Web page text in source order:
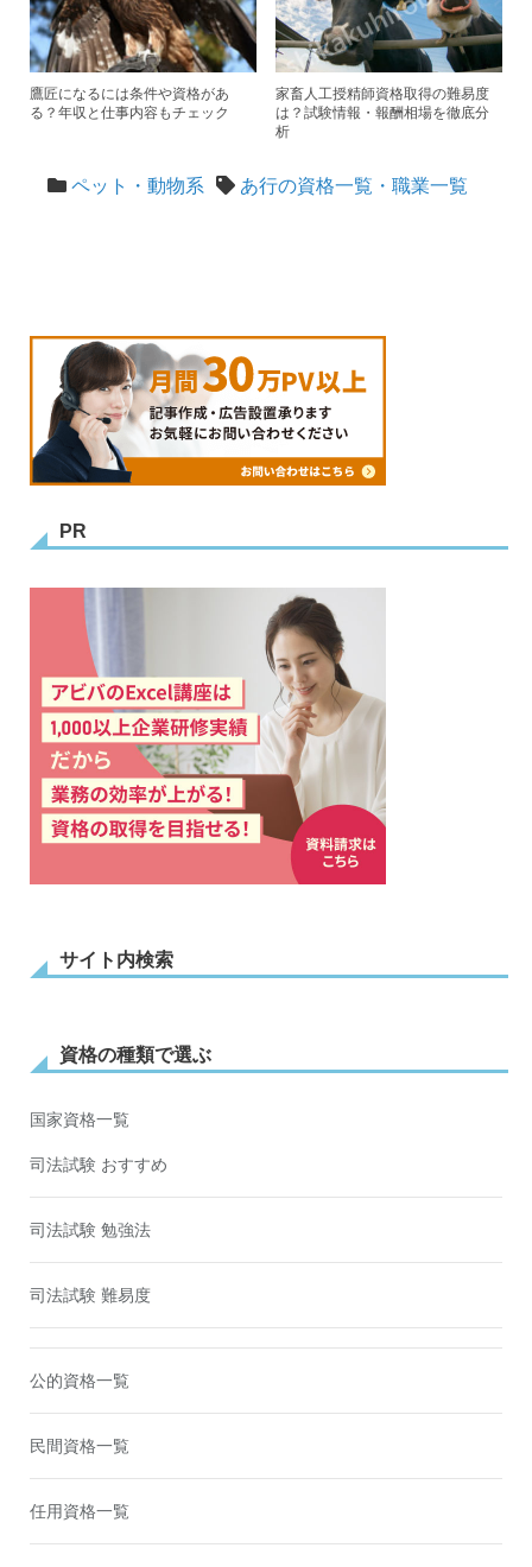
鷹匠になるには条件や資格があ
る？年収と仕事内容もチェック
家畜人工授精師資格取得の難易度
は？試験情報・報酬相場を徹底分
析
ペット・動物系 あ行の資格一覧・職業一覧
PR
サイト内検索
資格の種類で選ぶ
国家資格一覧
司法試験 おすすめ
司法試験 勉強法
司法試験 難易度
公的資格一覧
民間資格一覧
任用資格一覧